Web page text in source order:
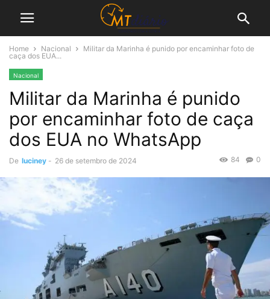
Home Nacional
Militar da Marinha é punido por encaminhar foto de
caça dos EUA...
Nacional
Militar da Marinha é punido
por encaminhar foto de caça
dos EUA no WhatsApp
De luciney - 26 de setembro de 2024 0
84